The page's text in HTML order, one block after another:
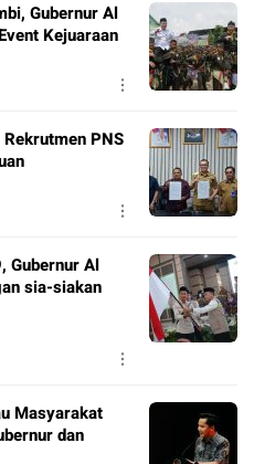
Gubernur Al
Kejuaraan
PNS
Gubernur Al
sia-siakan
Masyarakat
dan